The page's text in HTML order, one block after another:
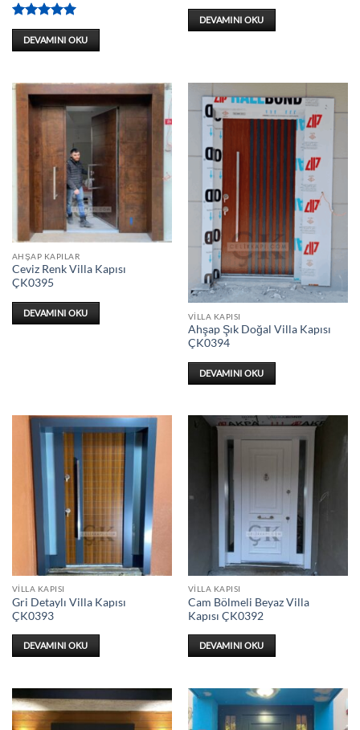
5 üzerinden
5oy aldı
DEVAMINI OKU
DEVAMINI OKU
AHŞAP KAPILAR
Ceviz Renk Villa Kapısı
ÇK0395
DEVAMINI OKU VILLA KAPISI
Ahşap Şık Doğal Villa Kapısı
ÇK0394
DEVAMINI OKU
VILLA KAPISI
Gri Detaylı Villa Kapısı
ÇK0393
DEVAMINI OKU
VILLA KAPISI
Cam Bölmeli Beyaz Villa
Kapısı ÇK0392
DEVAMINI OKU